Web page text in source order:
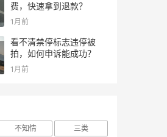
费，快速拿到退款？
1月前
看不清禁停标志违停被
拍，如何申诉能成功？
1月前
不知情 三类